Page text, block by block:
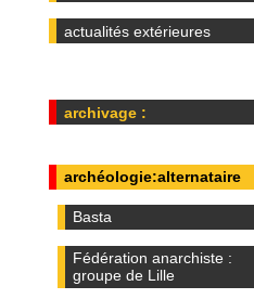
actualités extérieures
archivage :
archéologie:alternataire
Basta
Fédération anarchiste :
groupe de Lille